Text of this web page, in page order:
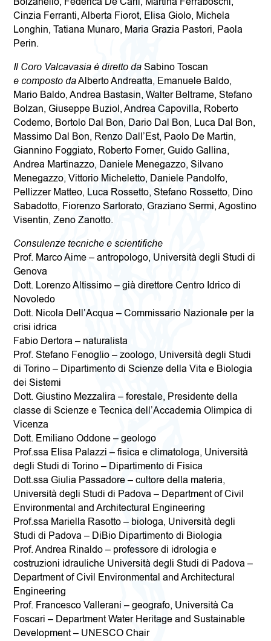
Cinzia Ferranti, Alberta Fiorot, Elisa Giolo, Michela
Longhin, Tatiana Munaro, Maria Grazia Pastori, Paola
Perin.
Il Coro Valcavasia è diretto daSabino Toscan
e composto daAlberto Andreatta, Emanuele Baldo,
Mario Baldo, Andrea Bastasin, Walter Beltrame, Stefano
Bolzan, Giuseppe Buziol, Andrea Capovilla, Roberto
Codemo, Bortolo Dal Bon, Dario Dal Bon, Luca Dal Bon,
Massimo Dal Bon, Renzo Dall’Est, Paolo De Martin,
Giannino Foggiato, Roberto Forner, Guido Gallina,
Andrea Martinazzo, Daniele Menegazzo, Silvano
Menegazzo, Vittorio Micheletto, Daniele Pandolfo,
Pellizzer Matteo, Luca Rossetto, Stefano Rossetto, Dino
Sabadotto, Fiorenzo Sartorato, Graziano Sermi, Agostino
Visentin, Zeno Zanotto.
Consulenze tecniche e scientifiche
Prof. Marco Aime – antropologo, Università degli Studi di
Genova
Dott. Lorenzo Altissimo – già direttore Centro Idrico di
Novoledo
Dott. Nicola Dell’Acqua – Commissario Nazionale per la
crisi idrica
Fabio Dertora – naturalista
Prof. Stefano Fenoglio – zoologo, Università degli Studi
di Torino – Dipartimento di Scienze della Vita e Biologia
dei Sistemi
Dott. Giustino Mezzalira – forestale, Presidente della
classe di Scienze e Tecnica dell’Accademia Olimpica di
Vicenza
Dott. Emiliano Oddone – geologo
Prof.ssa Elisa Palazzi – fisica e climatologa, Università
degli Studi di Torino – Dipartimento di Fisica
Dott.ssa Giulia Passadore – cultore della materia,
Università degli Studi di Padova – Department of Civil
Environmental and Architectural Engineering
Prof.ssa Mariella Rasotto – biologa, Università degli
Studi di Padova – DiBio Dipartimento di Biologia
Prof. Andrea Rinaldo – professore di idrologia e
costruzioni idrauliche Università degli Studi di Padova –
Department of Civil Environmental and Architectural
Engineering
Prof. Francesco Vallerani – geografo, Università Ca
Foscari – Department Water Heritage and Sustainable
Development – UNESCO Chair